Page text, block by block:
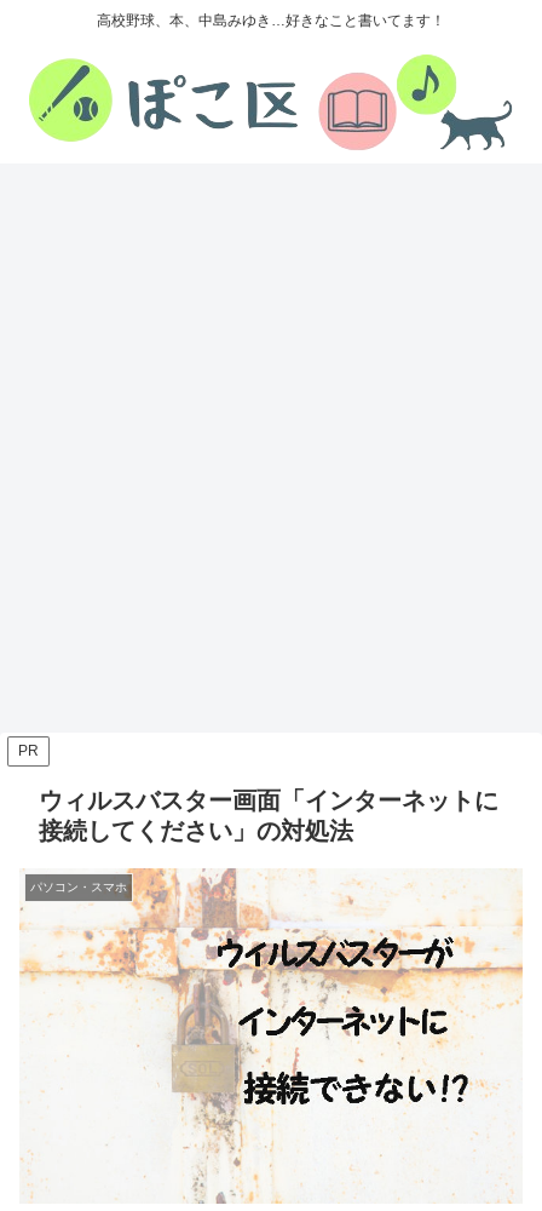
高校野球、本、中島みゆき…好きなこと書いてます！
PR
ウィルスバスター画面「インターネットに
接続してください」の対処法
パソコン・スマホ